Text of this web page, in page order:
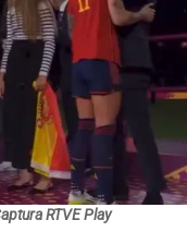
RTVE Play